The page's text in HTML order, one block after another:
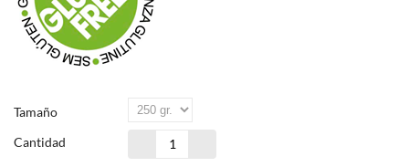
Tamaño
Cantidad